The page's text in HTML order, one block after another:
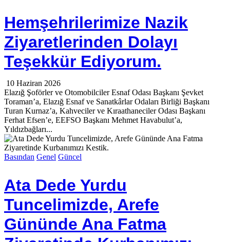
Hemşehrilerimize Nazik
Ziyaretlerinden Dolayı
Teşekkür Ediyorum.
10 Haziran 2026
Elazığ Şoförler ve Otomobilciler Esnaf Odası Başkanı Şevket
Toraman’a, Elazığ Esnaf ve Sanatkârlar Odaları Birliği Başkanı
Turan Kurnaz’a, Kahveciler ve Kıraathaneciler Odası Başkanı
Ferhat Efsen’e, EEFSO Başkanı Mehmet Havabulut’a,
Yıldızbağları...
Basından Genel Güncel
Ata Dede Yurdu
Tuncelimizde, Arefe
Gününde Ana Fatma